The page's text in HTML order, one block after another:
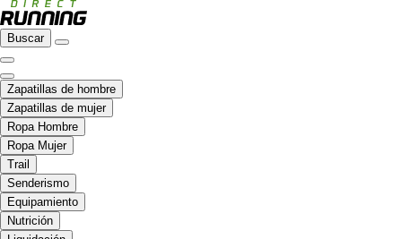
Buscar
Zapatillas de hombre
Zapatillas de mujer
Ropa Hombre
Ropa Mujer
Trail
Senderismo
Equipamiento
Nutrición